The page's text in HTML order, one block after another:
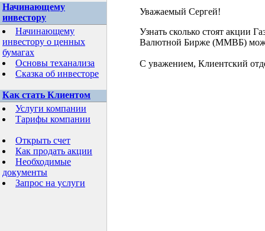
Начинающему
инвестору
Начинающему
инвестору о ценных
бумагах
Основы теханализа
Сказка об инвесторе
Как стать Клиентом
Услуги компании
Тарифы компании
Открыть счет
Как продать акции
Необходимые
документы
Запрос на услуги
Уважаемый Сергей!
Узнать сколько стоят акции
Валютной Бирже (ММВБ)
С уважением, Клиентский